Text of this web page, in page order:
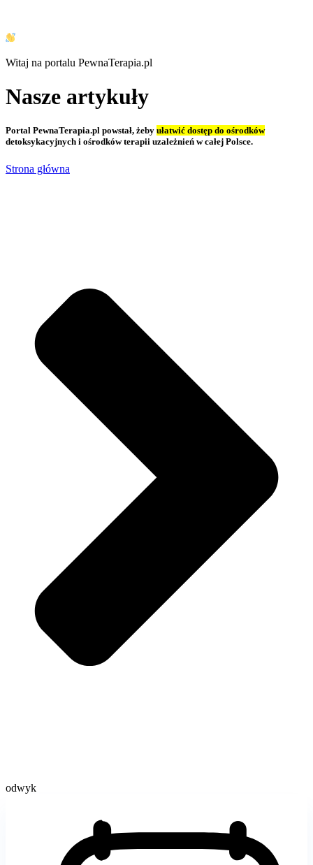
Witaj na portalu PewnaTerapia.pl
Nasze artykuły
Portal PewnaTerapia.pl powstał, żeby ułatwić dostęp do ośrodków
detoksykacyjnych i ośrodków terapii uzależnień w całej Polsce.
Strona główna
odwyk